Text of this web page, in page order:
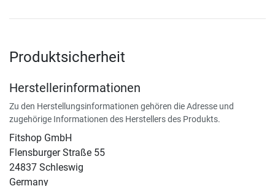
Produktsicherheit
Herstellerinformationen
Zu den Herstellungsinformationen gehören die Adresse und
zugehörige Informationen des Herstellers des Produkts.
Fitshop GmbH
Flensburger Straße 55
24837 Schleswig
Germany